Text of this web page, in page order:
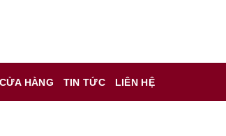
CỬA HÀNG TIN TỨC LIÊN HỆ